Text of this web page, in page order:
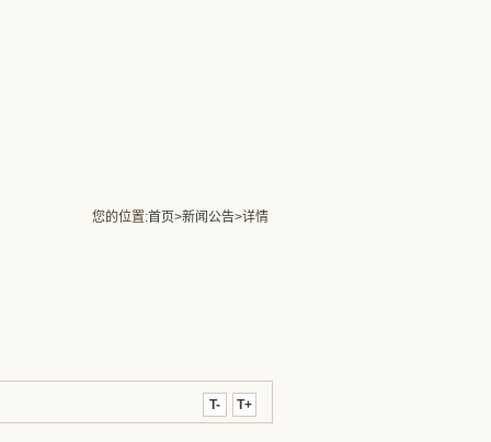
您的位置:首页>新闻公告>详情
T- T+